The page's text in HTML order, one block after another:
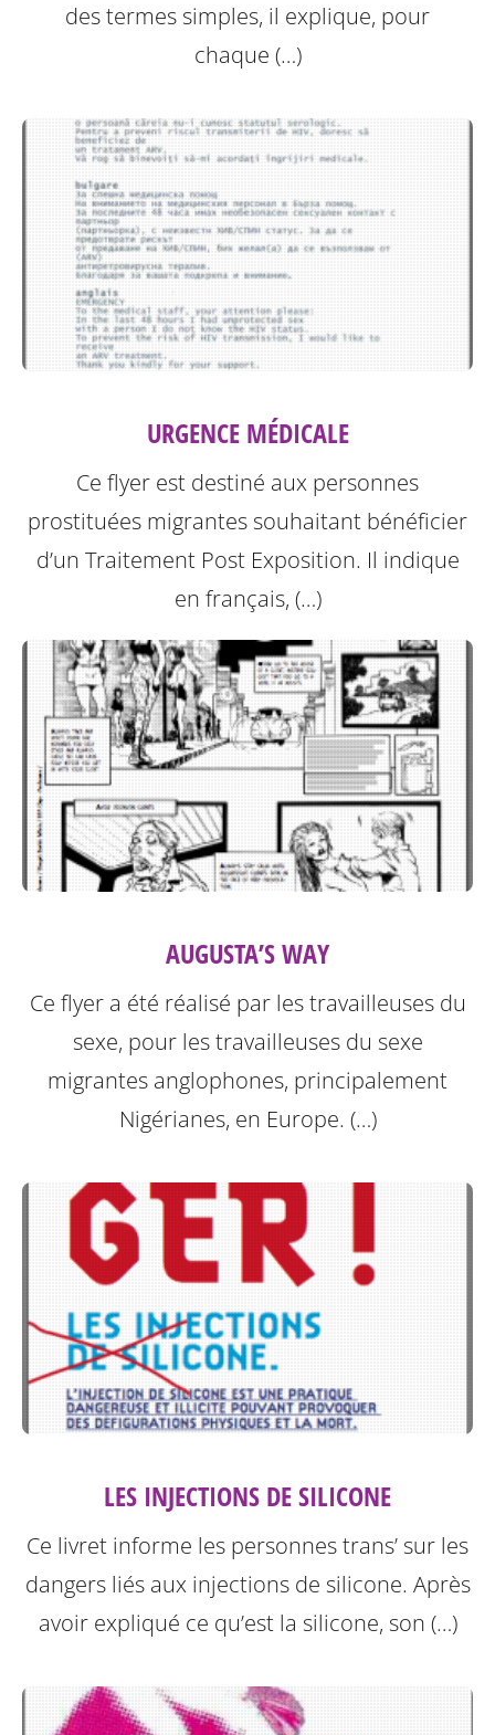
des termes simples, il explique, pour
chaque (…)
URGENCE MÉDICALE
Ce flyer est destiné aux personnes
prostituées migrantes souhaitant bénéficier
d’un Traitement Post Exposition. Il indique
en français, (…)
AUGUSTA’S WAY
Ce flyer a été réalisé par les travailleuses du
sexe, pour les travailleuses du sexe
migrantes anglophones, principalement
Nigérianes, en Europe. (…)
LES INJECTIONS DE SILICONE
Ce livret informe les personnes trans’ sur les
dangers liés aux injections de silicone. Après
avoir expliqué ce qu’est la silicone, son (…)